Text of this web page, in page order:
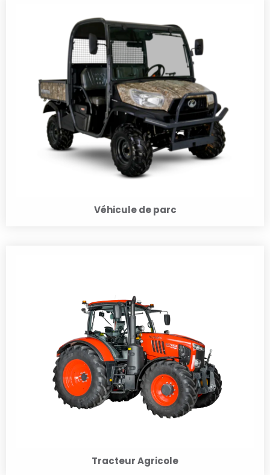
Véhicule de parc
Tracteur Agricole